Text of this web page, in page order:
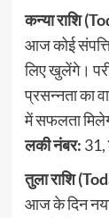
कन्या राशि
आज कोई
लिए खुलेंगे।
प्रसन्नता का
में सफलता
लकी नंबर: 31,
तुला राशि
आज के दिन नया